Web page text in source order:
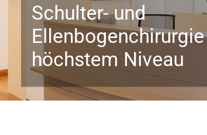
Schulter- und
höchstem Niveau